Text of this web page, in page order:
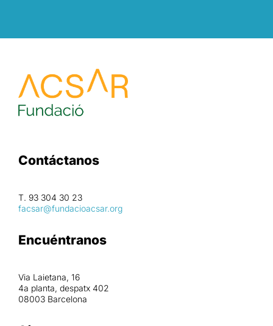
Contáctanos
T. 93 304 30 23
facsar@fundacioacsar.org
Encuéntranos
Via Laietana, 16
4a planta, despatx 402
08003 Barcelona